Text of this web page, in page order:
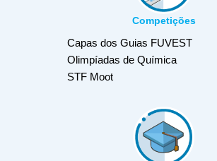
Competições
Capas dos Guias FUVEST
Olimpíadas de Química
STF Moot